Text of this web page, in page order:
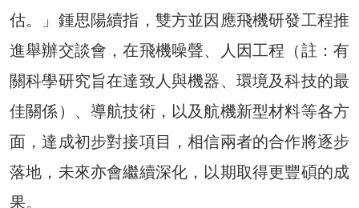
估。」鍾思陽續指，雙方並因應飛機研發工程推
進舉辦交談會，在飛機噪聲、人因工程（註：有
關科學研究旨在達致人與機器、環境及科技的最
佳關係）、導航技術，以及航機新型材料等各方
面，達成初步對接項目，相信兩者的合作將逐步
落地，未來亦會繼續深化，以期取得更豐碩的成
果。